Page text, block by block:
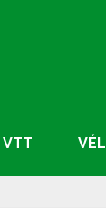
VTT